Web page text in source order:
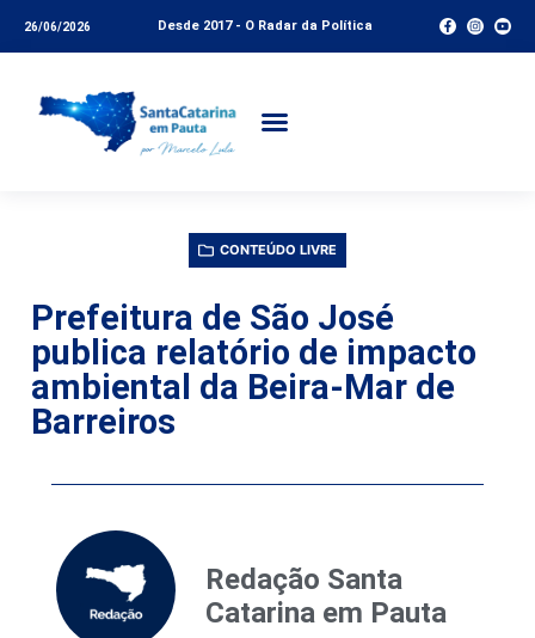
26/06/2026 Desde 2017 - O Radar da Política
CONTEÚDO LIVRE
Prefeitura de São José
publica relatório de impacto
ambiental da Beira-Mar de
Barreiros
Redação Santa
Catarina em Pauta